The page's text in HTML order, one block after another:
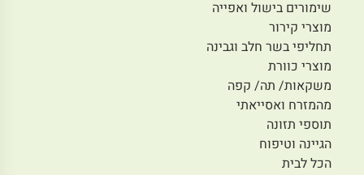
שימורים בישול ואפייה
מוצרי קירור
תחליפי בשר חלב וגבינה
מוצרי כוורת
משקאות/ תה/ קפה
מהמזרח ואסייאתי
תוספי תזונה
הגיינה וטיפוח
הכל לבית